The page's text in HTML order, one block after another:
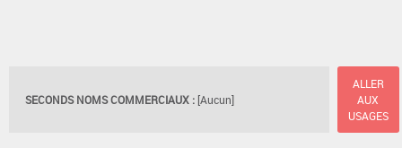
SECONDS NOMS COMMERCIAUX : [Aucun]
ALLER
AUX
USAGES